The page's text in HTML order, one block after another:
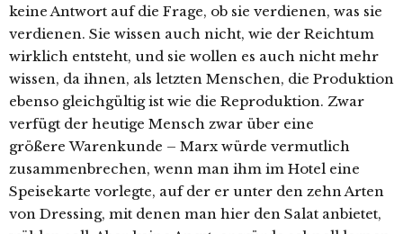
keine Antwort auf die Frage, ob sie verdienen, was sie
verdienen. Sie wissen auch nicht, wie der Reichtum
wirklich entsteht, und sie wollen es auch nicht mehr
wissen, da ihnen, als letzten Menschen, die Produktion
ebenso gleichgültig ist wie die Reproduktion. Zwar
verfügt der heutige Mensch zwar über eine
größere Warenkunde – Marx würde vermutlich
zusammenbrechen, wenn man ihm im Hotel eine
Speisekarte vorlegte, auf der er unter den zehn Arten
von Dressing, mit denen man hier den Salat anbietet,